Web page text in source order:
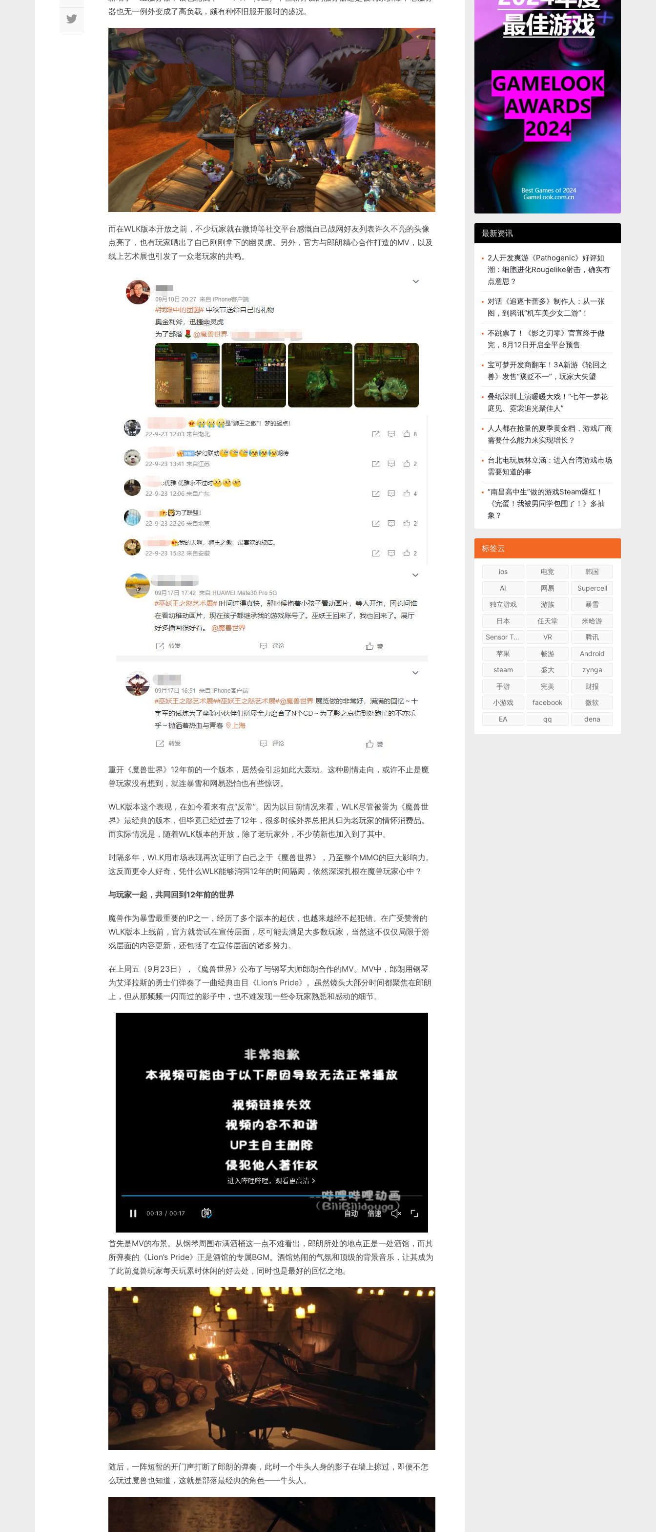
器也无一例外变成了高负载，颇有种怀旧服开服时的盛况。
而在WLK版本开放之前，不少玩家就在微博等社交平台感慨自己战网好友列表许久不亮的头像
点亮了，也有玩家晒出了自己刚刚拿下的幽灵虎。另外，官方与郎朗精心合作打造的MV，以及
线上艺术展也引发了一众老玩家的共鸣。
重开《魔兽世界》12年前的一个版本，居然会引起如此大轰动。这种剧情走向，或许不止是魔
兽玩家没有想到，就连暴雪和网易恐怕也有些惊讶。
WLK版本这个表现，在如今看来有点“反常”。因为以目前情况来看，WLK尽管被誉为《魔兽世
界》最经典的版本，但毕竟已经过去了12年，很多时候外界总把其归为老玩家的情怀消费品。
而实际情况是，随着WLK版本的开放，除了老玩家外，不少萌新也加入到了其中。
时隔多年，WLK用市场表现再次证明了自己之于《魔兽世界》，乃至整个MMO的巨大影响力。
这反而更令人好奇，凭什么WLK能够消弭12年的时间隔阂，依然深深扎根在魔兽玩家心中？
与玩家一起，共同回到12年前的世界
魔兽作为暴雪最重要的IP之一，经历了多个版本的起伏，也越来越经不起犯错。在广受赞誉的
WLK版本上线前，官方就尝试在宣传层面，尽可能去满足大多数玩家，当然这不仅仅局限于游
戏层面的内容更新，还包括了在宣传层面的诸多努力。
在上周五（9月23日），《魔兽世界》公布了与钢琴大师郎朗合作的MV。MV中，郎朗用钢琴
为艾泽拉斯的勇士们弹奏了一曲经典曲目《Lion’s Pride》。虽然镜头大部分时间都聚焦在郎朗
上，但从那频频一闪而过的影子中，也不难发现一些令玩家熟悉和感动的细节。
首先是MV的布景。从钢琴周围布满酒桶这一点不难看出，郎朗所处的地点正是一处酒馆，而其
所弹奏的《Lion’s Pride》正是酒馆的专属BGM。酒馆热闹的气氛和顶级的背景音乐，让其成为
了此前魔兽玩家每天玩累时休闲的好去处，同时也是最好的回忆之地。
随后，一阵短暂的开门声打断了郎朗的弹奏，此时一个牛头人身的影子在墙上掠过，即便不怎
么玩过魔兽也知道，这就是部落最经典的角色——牛头人。
最新资讯
2人开发爽游《Pathogenic》好评如
潮：细胞进化Rougelike射击，确实有
点意思？
对话《追逐卡蕾多》制作人：从一张
图，到腾讯“机车美少女二游”！
不跳票了！《影之刃零》官宣终于做
完，8月12日开启全平台预售
宝可梦开发商翻车！3A新游《轮回之
兽》发售“褒贬不一”，玩家大失望
叠纸深圳上演暖暖大戏！“七年一梦花
庭见、霓裳追光聚佳人”
人人都在抢量的夏季黄金档，游戏厂商
需要什么能力来实现增长？
台北电玩展林立涵：进入台湾游戏市场
需要知道的事
“南昌高中生”做的游戏Steam爆红！
《完蛋！我被男同学包围了！》多抽
象？
标签云
ios 电竞
韩国
AI
网易
Supercell
独立游戏
游族
暴雪
日本
任天堂
米哈游
Sensor Tower
VR
腾讯
苹果
畅游
Android
steam
盛大
zynga
手游
完美
财报
小游戏
facebook
微软
EA
qq dena